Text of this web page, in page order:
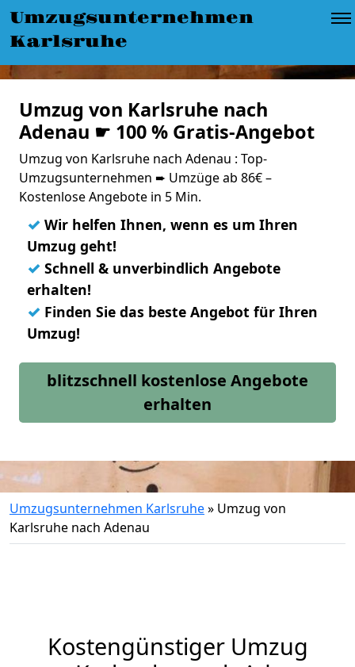
Umzugsunternehmen
Karlsruhe
Umzug von Karlsruhe nach
Adenau ☛ 100 % Gratis-Angebot
Umzug von Karlsruhe nach Adenau : Top-
Umzugsunternehmen ➨ Umzüge ab 86€ –
Kostenlose Angebote in 5 Min.
✓ Wir helfen Ihnen, wenn es um Ihren
Umzug geht!
✓ Schnell & unverbindlich Angebote
erhalten!
✓ Finden Sie das beste Angebot für Ihren
Umzug!
blitzschnell kostenlose Angebote
erhalten
Umzugsunternehmen Karlsruhe» Umzug von
Karlsruhe nach Adenau
Kostengünstiger Umzug